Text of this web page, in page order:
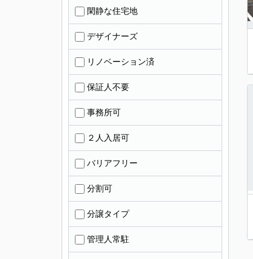
閑静な住宅地
デザイナーズ
リノベーション済
保証人不要
事務所可
２人入居可
バリアフリー
分割可
分譲タイプ
管理人常駐